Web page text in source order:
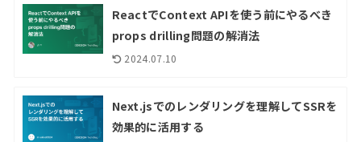
ReactでContext APIを使う前にやるべき
props drilling問題の解消法
2024.07.10
Next.jsでのレンダリングを理解してSSRを
効果的に活用する